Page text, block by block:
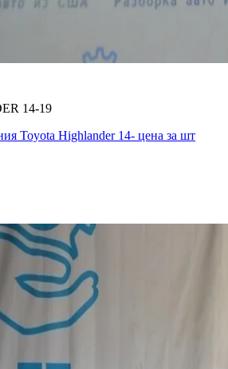
14-19
Toyota Highlander 14- цена за шт